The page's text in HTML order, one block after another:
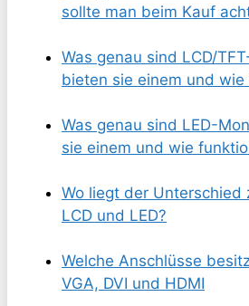
sollte man beim Kauf
Was genau sind LCD/
bieten sie einem und
Was genau sind LED-
sie einem und wie
Wo liegt der Unterschied
LCD und LED?
Welche Anschlüsse
VGA, DVI und HDMI